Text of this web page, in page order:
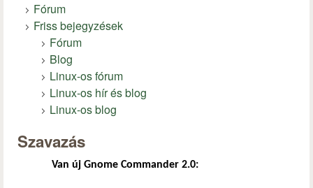
Fórum
Friss bejegyzések
Fórum
Blog
Linux-os fórum
Linux-os hír és blog
Linux-os blog
Szavazás
Van új Gnome Commander 2.0: